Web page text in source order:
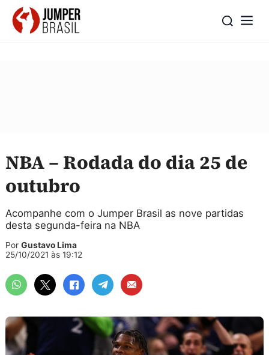
NBA – Rodada do dia 25 de
outubro
Acompanhe com o Jumper Brasil as nove partidas
desta segunda-feira na NBA
Por Gustavo Lima
25/10/2021 às 19:12